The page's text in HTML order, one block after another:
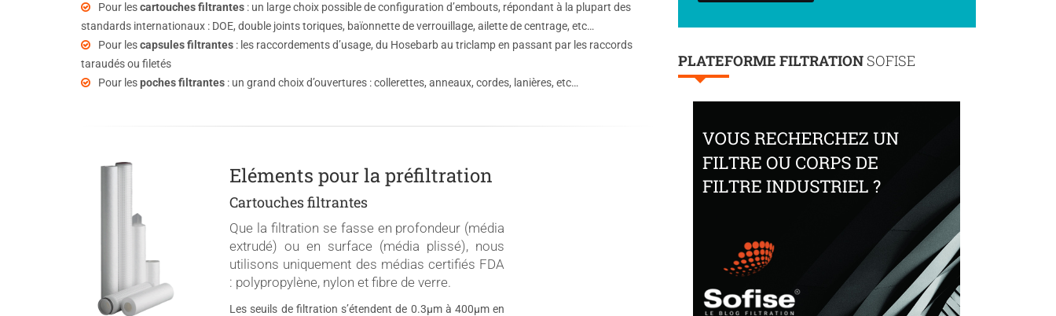
Pour lescartouches filtrantes : un large choix possible de configuration d’embouts, répondant à la plupart des
standards internationaux : DOE, double joints toriques, baïonnette de verrouillage, ailette de centrage, etc…
Pour lescapsules filtrantes : les raccordements d’usage, du Hosebarb au triclamp en passant par les raccords
taraudés ou filetés
Pour lespoches filtrantes : un grand choix d’ouvertures : collerettes, anneaux, cordes, lanières, etc…
Eléments pour la préfiltration
Cartouches filtrantes
Que la filtration se fasse en profondeur (média
extrudé) ou en surface (média plissé), nous
utilisons uniquement des médias certifiés FDA
: polypropylène, nylon et fibre de verre.
Les seuils de filtration s’étendent de 0.3µm à 400µm en
PLATEFORME FILTRATIONSOFISE